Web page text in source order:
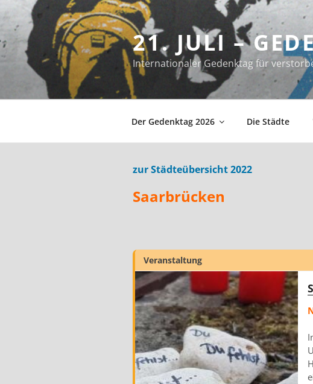
Inhalt
springen
21. JULI –
Internationaler Gedenktag für
Der Gedenktag 2026 Die Städte
zur Städteübersicht 2022
Saarbrücken
Veranstaltung